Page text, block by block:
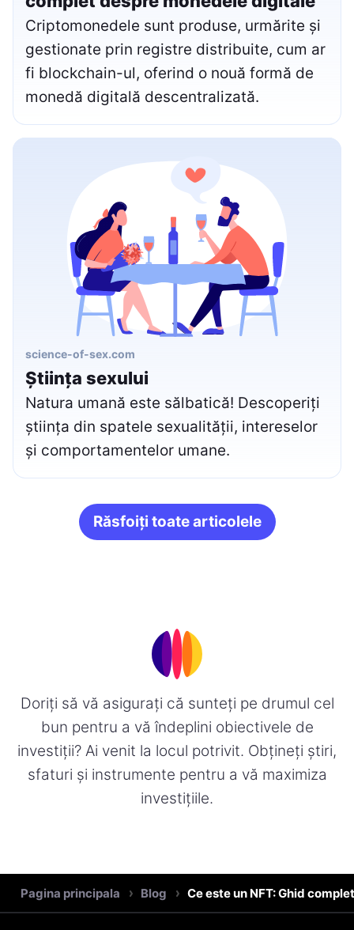
Criptomonedele sunt produse, urmărite și
gestionate prin registre distribuite, cum ar
fi blockchain-ul, oferind o nouă formă de
monedă digitală descentralizată.
science-of-sex.com
Știința sexului
Natura umană este sălbatică! Descoperiți
știința din spatele sexualității, intereselor
și comportamentelor umane.
Răsfoiți toate articolele
Doriți să vă asigurați că sunteți pe drumul cel
bun pentru a vă îndeplini obiectivele de
investiții? Ai venit la locul potrivit. Obțineți știri,
sfaturi și instrumente pentru a vă maximiza
investițiile.
Pagina principala Blog Ce este un NFT: Ghid